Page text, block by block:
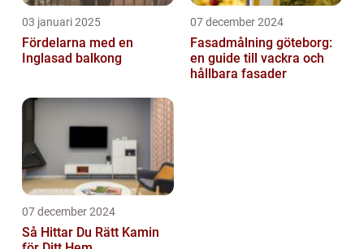
03 januari 2025
Fördelarna med en
Inglasad balkong
07 december 2024
Fasadmålning göteborg:
en guide till vackra och
hållbara fasader
07 december 2024
Så Hittar Du Rätt Kamin